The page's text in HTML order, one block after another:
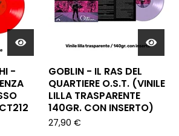
-
GOBLIN - IL RAS DEL
QUARTIERE O.S.T. (VINILE
LILLA TRASPARENTE
140GR. CON INSERTO)
27,90 €